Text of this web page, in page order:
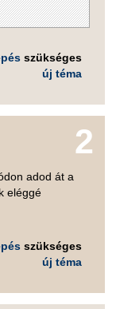
szükséges
új téma
2
adod át a
eléggé
szükséges
új téma